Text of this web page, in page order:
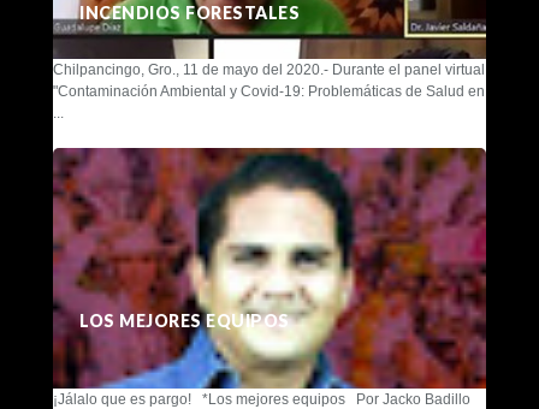
INCENDIOS FORESTALES
Chilpancingo, Gro., 11 de mayo del 2020.- Durante el panel virtual
"Contaminación Ambiental y Covid-19: Problemáticas de Salud en
...
LOS MEJORES EQUIPOS
¡Jálalo que es pargo! *Los mejores equipos Por Jacko Badillo